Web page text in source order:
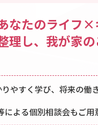
なたのライフ
理し、我が家
りやすく学び、将来の
よる個別相談会もご用